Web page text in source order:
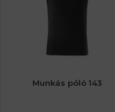
Munkás póló 143